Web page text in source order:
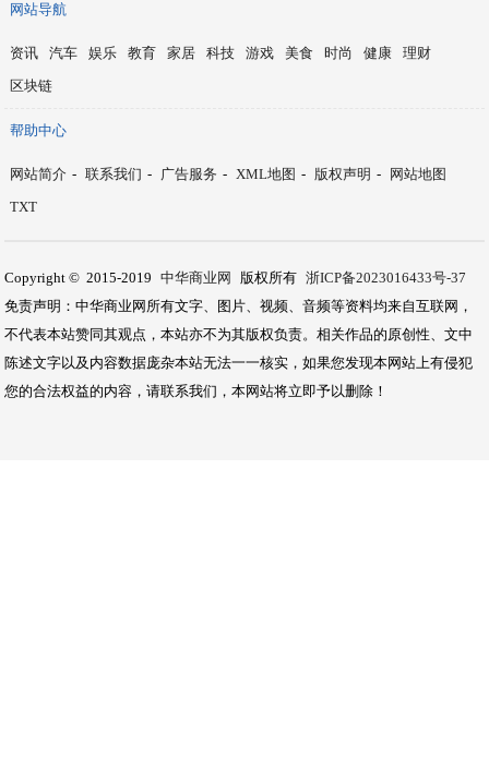
网站导航
资讯 汽车 娱乐 教育 家居 科技 游戏 美食 时尚 健康
理财
区块链
帮助中心
网站简介 - 联系我们 - 广告服务 - XML地图 - 版权声明 -
网站地图
TXT
Copyright © 2015-2019 中华商业网 版权所有 浙ICP备2023016433号-37
免责声明：中华商业网所有文字、图片、视频、音频等资料均来自互联网，
不代表本站赞同其观点，本站亦不为其版权负责。相关作品的原创性、文中
陈述文字以及内容数据庞杂本站无法一一核实，如果您发现本网站上有侵犯
您的合法权益的内容，请联系我们，本网站将立即予以删除！